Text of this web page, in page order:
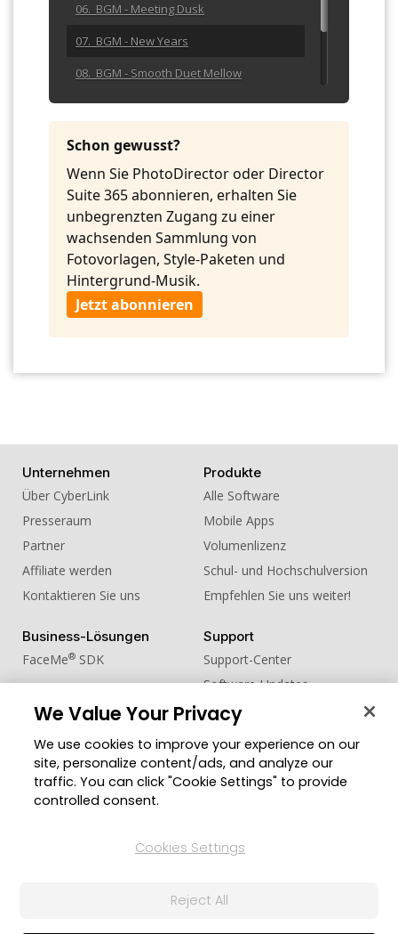
06. BGM - Meeting Dusk
07. BGM - New Years
08. BGM - Smooth Duet Mellow
09. BGM - The Wassail Song
10. BGM - Warm Smiles
Schon gewusst?
Wenn Sie PhotoDirector oder Director
Suite 365 abonnieren, erhalten Sie
unbegrenzten Zugang zu einer
wachsenden Sammlung von
Fotovorlagen, Style-Paketen und
Hintergrund-Musik.
Jetzt abonnieren
Unternehmen
Über CyberLink
Presseraum
Partner
Affiliate werden
Kontaktieren Sie uns
Produkte
Alle Software
Mobile Apps
Volumenlizenz
Schul- und Hochschulversion
Empfehlen Sie uns weiter!
Business-Lösungen
FaceMe® SDK
Support
Support-Center
Software-Updates
Lernen + Wissen
Community
Mitgliederbereich
Blog
Region ändern
© 2026 CyberLink Corp. Alle Rechte vorbehalten.
We Value Your Privacy
We use cookies to improve your experience on our
site, personalize content/ads, and analyze our
traffic. You can click "Cookie Settings" to provide
controlled consent.
Cookies Settings
Reject All